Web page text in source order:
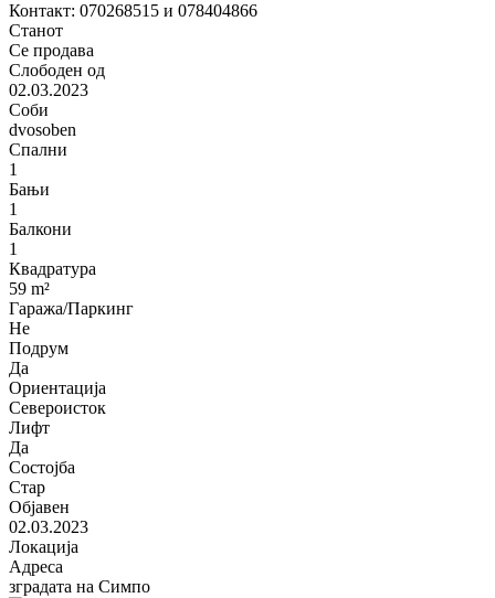
Контакт: 070268515 и 078404866
Станот
Се продава
Слободен од
02.03.2023
Соби
dvosoben
Спални
1
Бањи
1
Балкони
1
Квадратура
59 m²
Гаража/Паркинг
Не
Подрум
Да
Ориентација
Североисток
Лифт
Да
Состојба
Стар
Објавен
02.03.2023
Локација
Адреса
зградата на Симпо